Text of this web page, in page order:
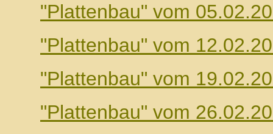
"Plattenbau" vom
"Plattenbau" vom
"Plattenbau" vom
"Plattenbau" vom